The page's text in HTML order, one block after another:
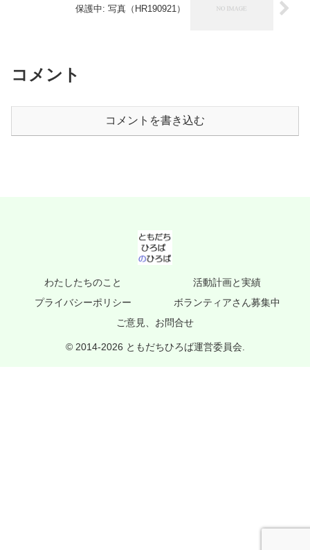
保護中: 写真（HR190921）
コメント
コメントを書き込む
わたしたちのこと
活動計画と実績
プライバシーポリシー
ボランティアさん募集中
ご意見、お問合せ
© 2014-2026 ともだちひろば運営委員会.